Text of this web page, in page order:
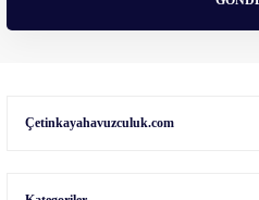
Çetinkayahavuzculuk.com